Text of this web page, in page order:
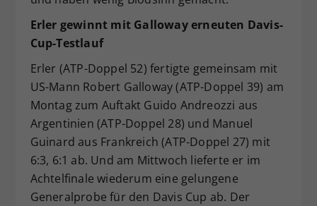
Erler gewinnt mit Galloway erneuten Davis-
Cup-Testlauf
Erler (ATP-Doppel 52) fertigte gemeinsam mit
US-Mann Robert Galloway (ATP-Doppel 39) am
Montag zum Auftakt Guido Andreozzi aus
Argentinien (ATP-Doppel 28) und Manuel
Guinard aus Frankreich (ATP-Doppel 27) mit
6:3, 6:1 ab. Und am Mittwoch lieferte er im
Achtelfinale wiederum eine gelungene
Generalprobe für den Davis Cup ab. Der